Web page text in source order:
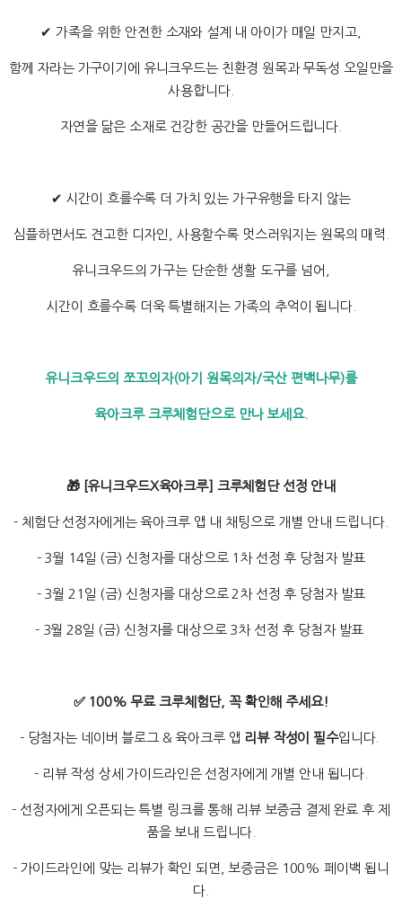
✔ 가족을 위한 안전한 소재와 설계 내 아이가 매일 만지고,
함께 자라는 가구이기에 유니크우드는 친환경 원목과 무독성 오일만을
사용합니다.
자연을 닮은 소재로 건강한 공간을 만들어드립니다.
✔ 시간이 흐를수록 더 가치 있는 가구유행을 타지 않는
심플하면서도 견고한 디자인, 사용할수록 멋스러워지는 원목의 매력.
유니크우드의 가구는 단순한 생활 도구를 넘어,
시간이 흐를수록 더욱 특별해지는 가족의 추억이 됩니다.
유니크우드의 쪼꼬의자(아기 원목의자/국산 편백나무)를
육아크루 크루체험단으로 만나 보세요.
🎁 [유니크우드X육아크루] 크루체험단 선정 안내
- 체험단 선정자에게는 육아크루 앱 내 채팅으로 개별 안내 드립니다.
- 3월 14일 (금) 신청자를 대상으로 1차 선정 후 당첨자 발표
- 3월 21일 (금) 신청자를 대상으로 2차 선정 후 당첨자 발표
- 3월 28일 (금) 신청자를 대상으로 3차 선정 후 당첨자 발표
✅ 100% 무료 크루체험단, 꼭 확인해 주세요!
- 당첨자는 네이버 블로그 & 육아크루 앱 리뷰 작성이 필수입니다.
- 리뷰 작성 상세 가이드라인은 선정자에게 개별 안내 됩니다.
- 선정자에게 오픈되는 특별 링크를 통해 리뷰 보증금 결제 완료 후 제
품을 보내 드립니다.
- 가이드라인에 맞는 리뷰가 확인 되면, 보증금은 100% 페이백 됩니
다.